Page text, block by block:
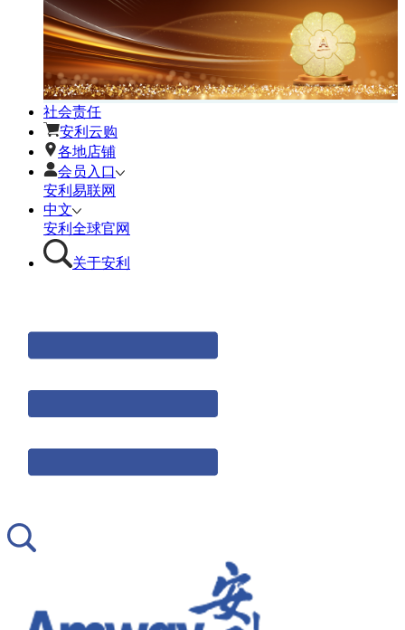
社会责任
安利云购
各地店铺
会员入口
安利易联网
中文
安利全球官网
关于安利